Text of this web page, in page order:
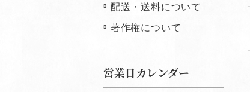
配送・送料について
著作権について
営業日カレンダー